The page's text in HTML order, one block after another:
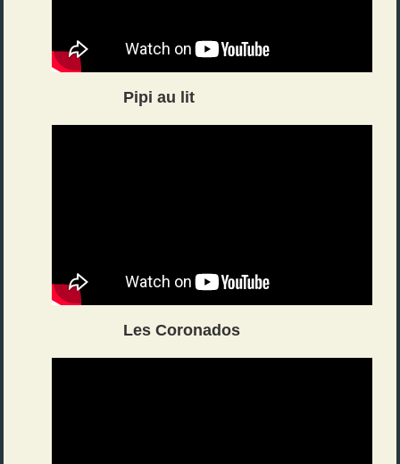
Pipi au lit
Les Coronados